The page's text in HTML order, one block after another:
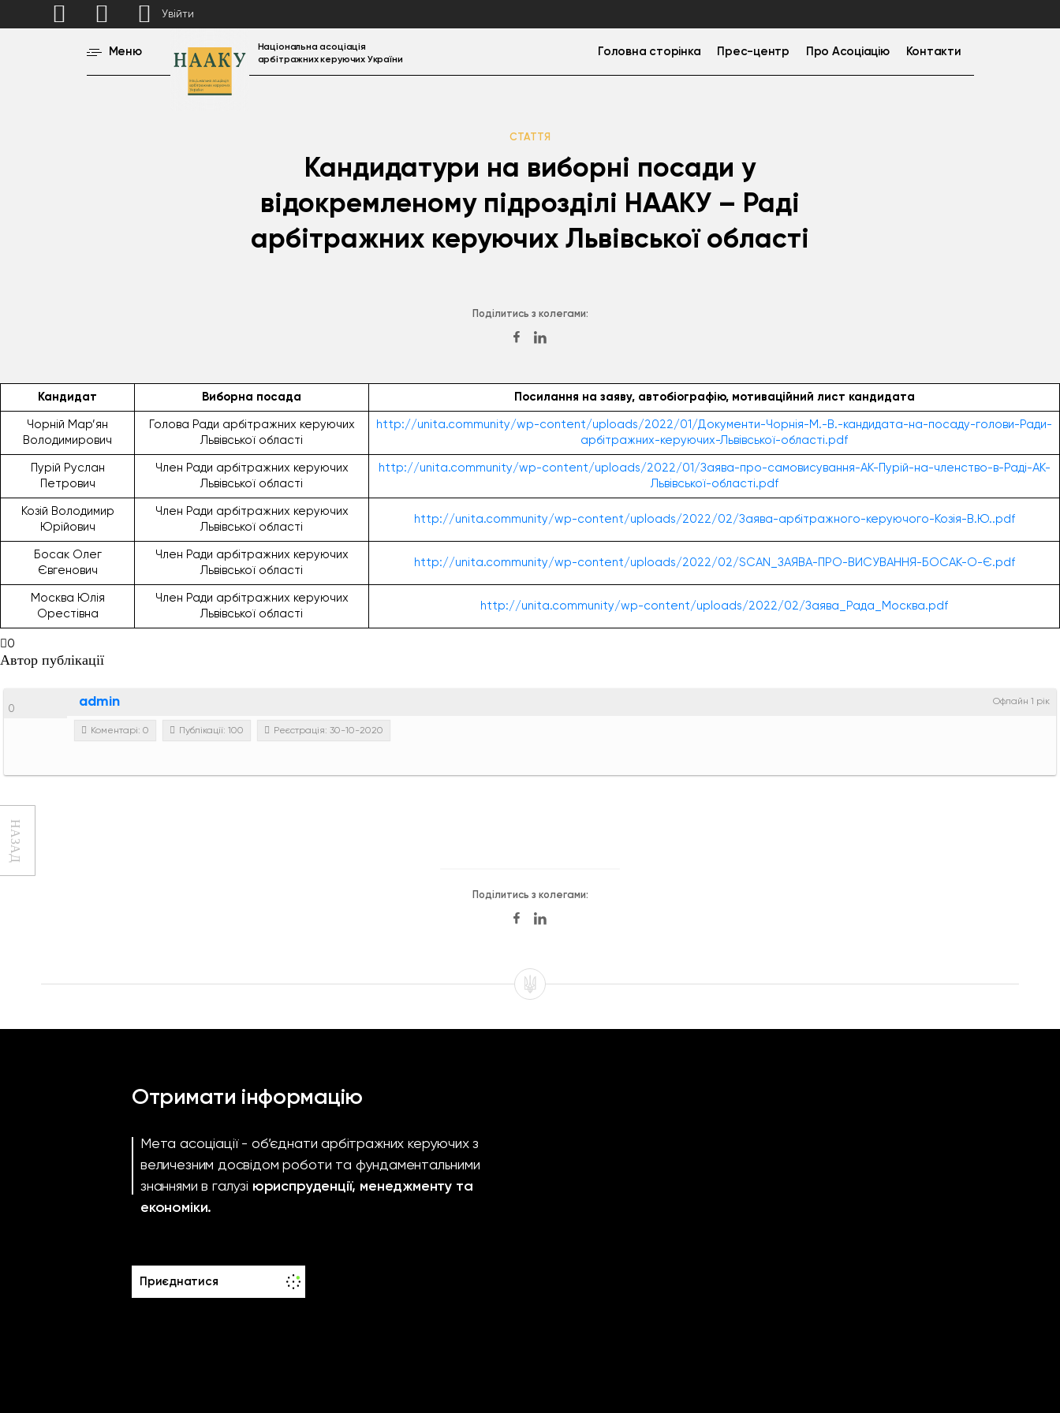
Меню
Національна асоціація
арбітражних керуючих України
Головна сторінка Прес-центр Про Асоціацію Контакти
СТАТТЯ
Кандидатури на виборні посади у
відокремленому підрозділі НААКУ – Раді
арбітражних керуючих Львівської області
Поділитись з колегами:
НАЗАД
Кандидат Виборна посада Посилання на заяву, автобіографію, мотиваційний лист кандидата
Чорній Мар’ян
Володимирович
Голова Ради арбітражних керуючих
Львівської області
http://unita.community/wp-content/uploads/2022/01/Документи-Чорнія-М.-В.-кандидата-на-посаду-голови-Ради-
арбітражних-керуючих-Львівської-області.pdf
Пурій Руслан
Петрович
Член Ради арбітражних керуючих
Львівської області
http://unita.community/wp-content/uploads/2022/01/Заява-про-самовисування-АК-Пурій-на-членство-в-Раді-АК-
Львівської-області.pdf
Козій Володимир
Юрійович
Член Ради арбітражних керуючих
Львівської області
http://unita.community/wp-content/uploads/2022/02/Заява-арбітражного-керуючого-Козія-В.Ю..pdf
Босак Олег
Євгенович
Член Ради арбітражних керуючих
Львівської області
http://unita.community/wp-content/uploads/2022/02/SCAN_ЗАЯВА-ПРО-ВИСУВАННЯ-БОСАК-О-Є.pdf
Москва Юлія
Орестівна
Член Ради арбітражних керуючих
Львівської області
http://unita.community/wp-content/uploads/2022/02/Заява_Рада_Москва.pdf
0
Автор публікації
Офлайн 1 рік
admin
0
Коментарі: 0 Публікації: 100 Реєстрація: 30-10-2020
Поділитись з колегами:
Отримати інформацію
Мета асоціації - об’єднати арбітражних керуючих з
величезним досвідом роботи та фундаментальними
знаннями в галузі юриспруденції, менеджменту та
економіки.
Приєднатися
Увійти